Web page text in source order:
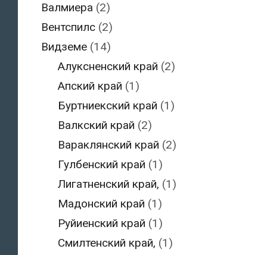
Валмиера (2)
Вентспилс(2)
Видземе(14)
Алуксненский край (2)
Апский край (1)
Буртниекский край (1)
Валкский край (2)
Вараклянский край (2)
Гулбенский край (1)
Лигатненский край, (1)
Мадонский край (1)
Руйиенский край (1)
Смилтенский край, (1)